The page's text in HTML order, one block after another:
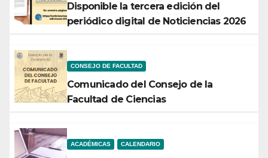
Disponible la tercera edición del
periódico digital de Noticiencias 2026
CONSEJO DE FACULTAD
Comunicado del Consejo de la
Facultad de Ciencias
ACADÉMICAS CALENDARIO